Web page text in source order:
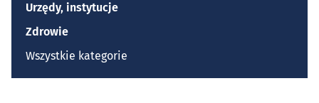
Urzędy, instytucje
Zdrowie
Wszystkie kategorie